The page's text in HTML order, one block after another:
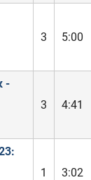
3
5:00
-
3 4:41
1 3:02